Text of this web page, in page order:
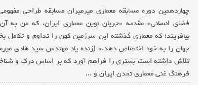
فضای انسانی» مقدمه «جریان نوین معماری ایران، که من به
بیافریند؛ که معماری گذشته این سرزمین کهن را تداوم و تکامل
جهان را به خود اختصاص دهد.» (زنده یاد مهندس سید هادی
تلاش داشته است بستری را فراهم آورد که بر اساس درک و
فرهنگ غنی معماری تمدن ایران و ...